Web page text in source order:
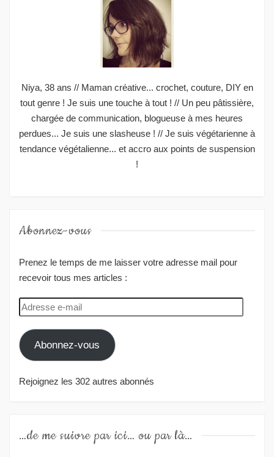
Niya, 38 ans // Maman créative... crochet, couture, DIY en
tout genre ! Je suis une touche à tout ! // Un peu pâtissière,
chargée de communication, blogueuse à mes heures
perdues... Je suis une slasheuse ! // Je suis végétarienne à
tendance végétalienne... et accro aux points de suspension
!
Abonnez-vous
Prenez le temps de me laisser votre adresse mail pour
recevoir tous mes articles :
Adresse
e-
mail
Abonnez-vous
Rejoignez les 302 autres abonnés
…de me suivre par ici… ou par là…